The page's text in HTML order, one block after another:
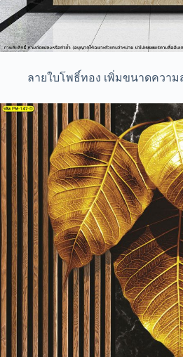
ลายใบโพธิ์ทอง เพิ่มขนาดความ